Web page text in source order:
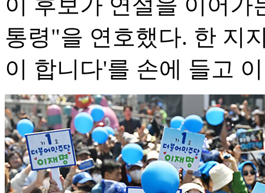
통령"을 연호했다. 한 지
이 합니다'를 손에 들고